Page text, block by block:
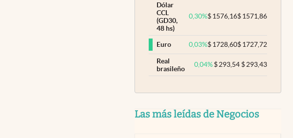
Dólar
CCL
(GD30,
48 hs)
0,30%$1576,16$1571,86
Euro 0,03%$1728,60$1727,72
Real
brasileño
0,04% $293,54 $293,43
Las más leídas de Negocios